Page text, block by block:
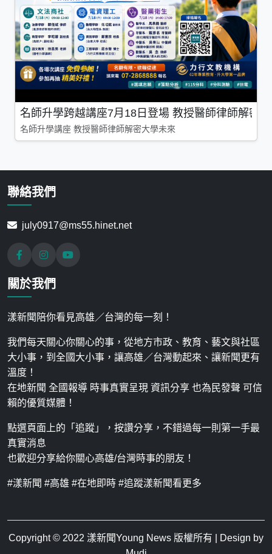
名師升學跨越講座7月18日登場 教授醫師律師解密
名師升學講座 教授醫師律師解密大學未來
聯絡我們
july0917@ms55.hinet.net
關於我們
漾新聞陪你看見高雄／台灣的每一刻！
我們每天關心你關心的事，從地方市政、教育、藝文與社區
大小事，到全國大小事，讓高雄／台灣動起來、讓新聞更有
溫度！
在地新聞 全國報導 時事真實呈現 資訊分享 也為民發聲 可信
賴的優質媒體！
點選頁面上的「追蹤」，按讚分享，不錯過每一則第一手最
真實消息
也歡迎分享給你關心高雄/台灣時事的朋友！
#漾新聞 #高雄 #在地即時 #追蹤漾新聞看更多
Copyright © 2022 漾新聞Young News 版權所有 | Design by